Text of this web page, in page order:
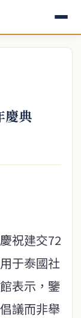
慶典
祝建交72
于泰國社
表示，鑒
議而非舉